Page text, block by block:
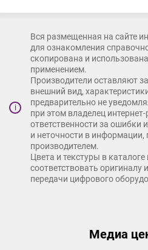
i
Вся размещенная на сайте
для ознакомления
скопирована и
применением.
Производители оставляют
внешний вид,
предварительно не
при этом владелец интернет-
ответственности за ошибки
и неточности в информации,
производителем.
Цвета и текстуры в каталоге
соответствовать оригиналу
передачи цифрового
Медиа